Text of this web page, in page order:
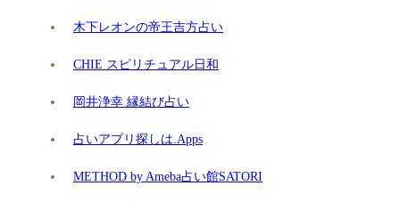
木下レオンの帝王吉方占い
CHIE スピリチュアル日和
岡井浄幸 縁結び占い
占いアプリ探しは.Apps
METHOD by Ameba占い館SATORI